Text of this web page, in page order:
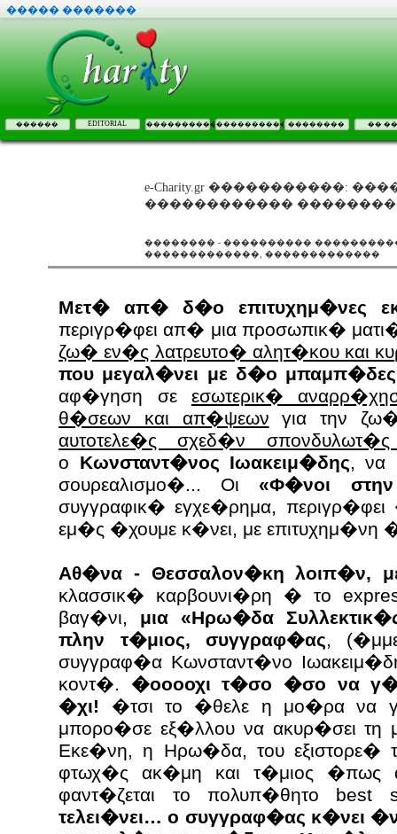
����� �������
������ EDITORIAL �������������������� �������� ��
e-Charity.gr �����������:
������������
�������� - ����������
�������������, �������������
Μετ� απ� δ�ο επιτυχημ�νες
περιγρ�φει απ� μια προσωπικ�
ζω� εν�ς λατρευτο� αλητ�κου και
που μεγαλ�νει με δ�ο
αφ�γηση σε εσωτερικ�
θ�σεων και απ�ψεων για την
αυτοτελε�ς σχεδ�ν
ο Κωνσταντ�νος Ιωακειμ�δης, να
σουρεαλισμο�... Οι «Φ�νοι
συγγραφικ� εγχε�ρημα,
εμ�ς �χουμε κ�νει, με
Αθ�να - Θεσσαλον�κη λοιπ�ν,
κλασσικ� καρβουνι�ρη � το
βαγ�νι, μια «Ηρω�δα
πλην τ�μιος, συγγραφ�ας,
συγγραφ�α Κωνσταντ�νο
κοντ�. �οοοοχι τ�σο �σο να
�χι! �τσι το �θελε η μο�ρα να
μπορο�σε εξ�λλου να ακυρ�σει
Εκε�νη, η Ηρω�δα, του εξιστορε�
φτωχ�ς ακ�μη και τ�μιος �πως
φαντ�ζεται το πολυπ�θητο
τελει�νει… ο συγγραφ�ας κ�νει